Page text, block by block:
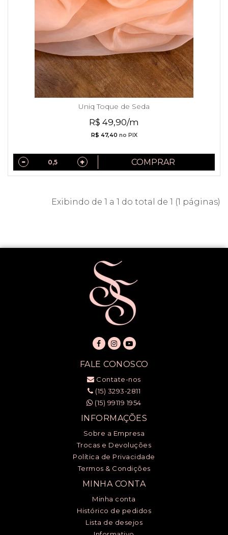
Uniq Toque de Seda
R$ 49,90/m
R$ 47,40 no PIX
COMPRAR
Exibindo de 1 a 1 do total de 1 (1 páginas)
FALE CONOSCO
Contate-nos
(15) 3293-2811
(15) 99119 1954
INFORMAÇÕES
Sobre a Empresa
Trocas e Devoluções
Política de Privacidade
Termos & Condições
MINHA CONTA
Minha conta
Histórico de pedidos
Lista de desejos